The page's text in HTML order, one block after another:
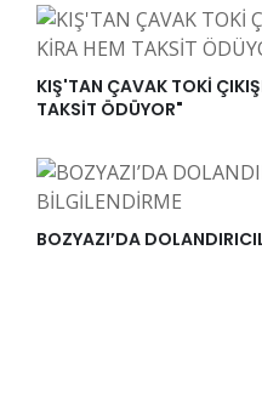
KIŞ'TAN ÇAVAK TOKİ
TAKSİT ÖDÜYOR"
BOZYAZI’DA